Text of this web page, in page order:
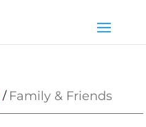
/ Family & Friends